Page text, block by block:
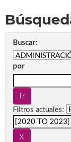
Buscar:
por
Filtros actuales: